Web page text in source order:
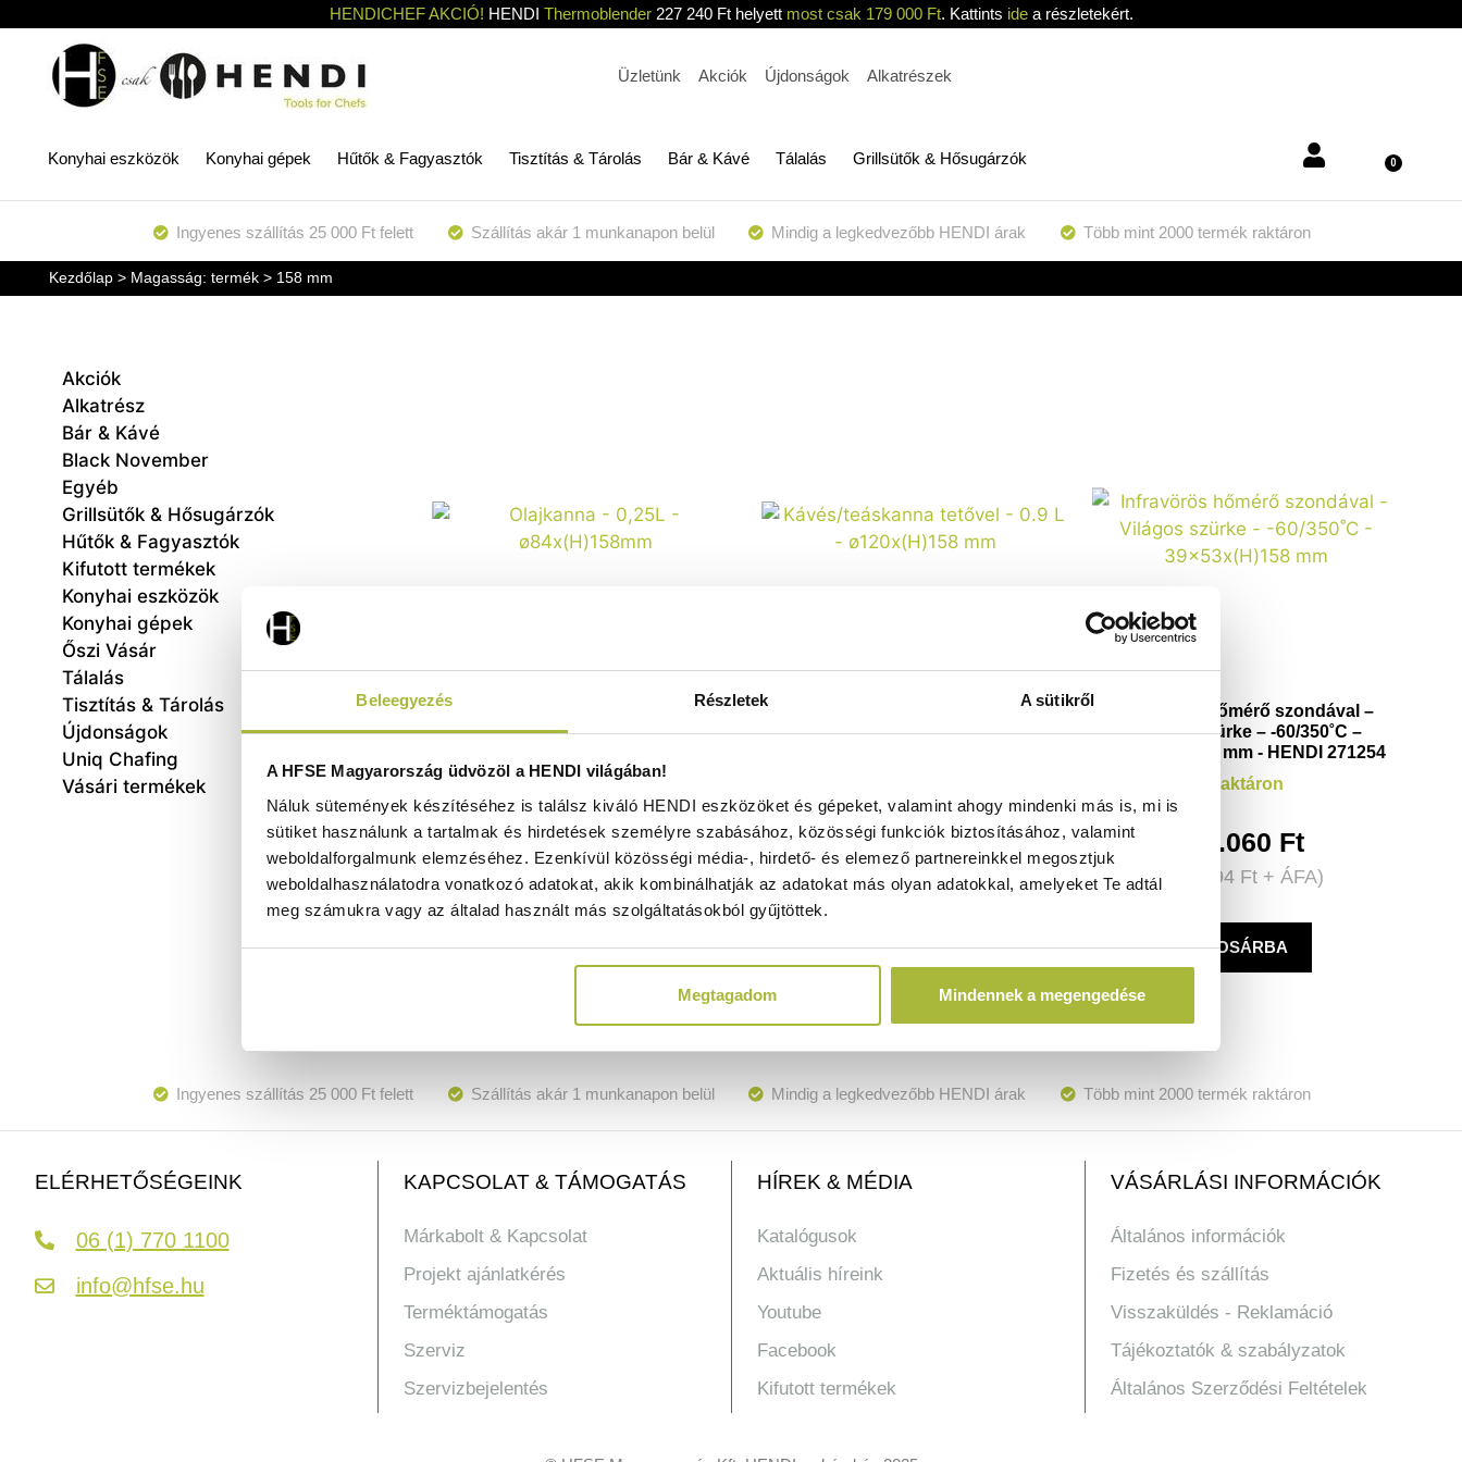
Beleegyezés Részletek A sütikről
A HFSE Magyarország üdvözöl a HENDI világában!
Náluk sütemények készítéséhez is találsz kiváló HENDI eszközöket és gépeket, valamint ahogy mindenki más is, mi is
sütiket használunk a tartalmak és hirdetések személyre szabásához, közösségi funkciók biztosításához, valamint
weboldalforgalmunk elemzéséhez. Ezenkívül közösségi média-, hirdető- és elemező partnereinkkel megosztjuk
weboldalhasználatodra vonatkozó adatokat, akik kombinálhatják az adatokat más olyan adatokkal, amelyeket Te adtál
meg számukra vagy az általad használt más szolgáltatásokból gyűjtöttek.
Megtagadom Mindennek a megengedése
HENDICHEF AKCIÓ! HENDI Thermoblender227 240 Ft helyett most csak 179 000 Ft. Kattints idea részletekért.
Üzletünk Akciók Újdonságok Alkatrészek
Konyhai eszközök Konyhai gépek Hűtők & Fagyasztók Tisztítás & Tárolás Bár & Kávé Tálalás Grillsütők & Hősugárzók 0
Ingyenes szállítás 25 000 Ft felett Szállítás akár 1 munkanapon belül Mindig a legkedvezőbb HENDI árak Több mint 2000 termék raktáron
Kezdőlap> Magasság: termék > 158 mm
Akciók
Alkatrész
Bár & Kávé
Black November
Egyéb
Grillsütők & Hősugárzók
Hűtők & Fagyasztók
Kifutott termékek
Konyhai eszközök
Konyhai gépek
Őszi Vásár
Tálalás
Tisztítás & Tárolás
Újdonságok
Uniq Chafing
Vásári termékek
Olajkanna – 0,25L – ø84x(H)158mm -
HENDI 462904
Raktáron
4.220Ft
(3.323Ft+ ÁFA)
KOSÁRBA
Kávés/teáskanna tetővel – 0.9 L –
ø120x(H)158 mm - HENDI 453308
7.260Ft
( 5.717Ft+ ÁFA)
KOSÁRBA
Infravörös hőmérő szondával –
Világos szürke – -60/350˚C –
39x53x(H)158 mm - HENDI 271254
Raktáron
36.060 Ft
28.394 Ft+ ÁFA)
KOSÁRBA
Ingyenes szállítás 25 000 Ft felett Szállítás akár 1 munkanapon belül Mindig a legkedvezőbb HENDI árak Több mint 2000 termék raktáron
ELÉRHETŐSÉGEINK
06 (1) 770 1100
info@hfse.hu
KAPCSOLAT & TÁMOGATÁS
Márkabolt & Kapcsolat
Projekt ajánlatkérés
Terméktámogatás
Szerviz
Szervizbejelentés
HÍREK & MÉDIA
Katalógusok
Aktuális híreink
Youtube
Facebook
Kifutott termékek
VÁSÁRLÁSI INFORMÁCIÓK
Általános információk
Fizetés és szállítás
Visszaküldés - Reklamáció
Tájékoztatók & szabályzatok
Általános Szerződési Feltételek